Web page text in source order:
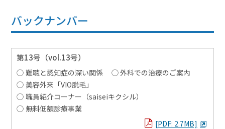
バックナンバー
第13号 （vol.13号）
難聴と認知症の深い関係
外科での治療のご案内
美容外来「VIO脱毛」
職員紹介コーナー（saiseiキクシル）
無料低額診療事業
PDFを見る
[PDF: 2.7MB]